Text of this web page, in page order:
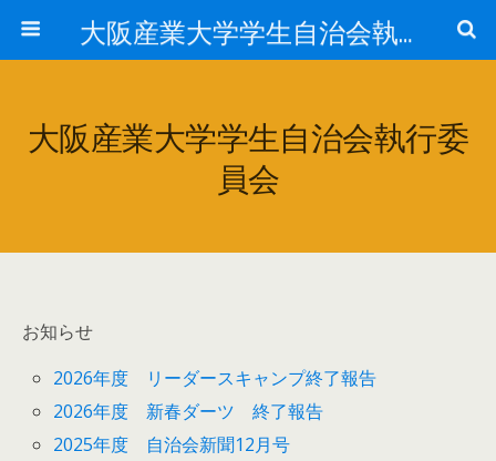
大阪産業大学学生自治会執行委員会
大阪産業大学学生自治会執行委
員会
お知らせ
2026年度 リーダースキャンプ終了報告
2026年度 新春ダーツ 終了報告
2025年度 自治会新聞12月号